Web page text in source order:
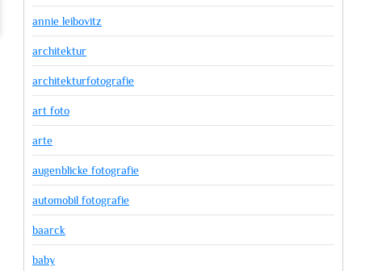
annie leibovitz
architektur
architekturfotografie
art foto
arte
augenblicke fotografie
automobil fotografie
baarck
baby